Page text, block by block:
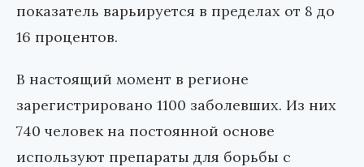
показатель варьируется в пределах от 8 до
16 процентов.
В настоящий момент в регионе
зарегистрировано 1100 заболевших. Из них
740 человек на постоянной основе
используют препараты для борьбы с